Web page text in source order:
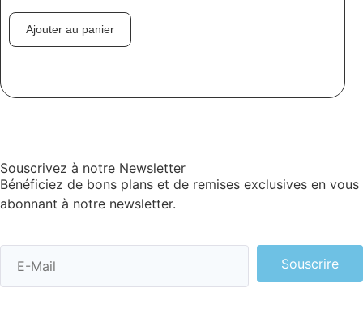
Ajouter au panier
Souscrivez à notre Newsletter
Bénéficiez de bons plans et de remises exclusives en vous
abonnant à notre newsletter.
Souscrire